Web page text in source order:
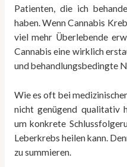
Patienten, die ich
haben. Wenn Cannabis
viel mehr Überlebende
Cannabis eine wirklich
und behandlungsbedingte
Wie es oft bei
nicht genügend qualitativ
um konkrete
Leberkrebs heilen kann.
zu summieren.